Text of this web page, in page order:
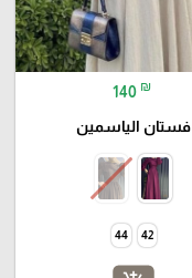
140 ₪
فستان الياسمين
42
44